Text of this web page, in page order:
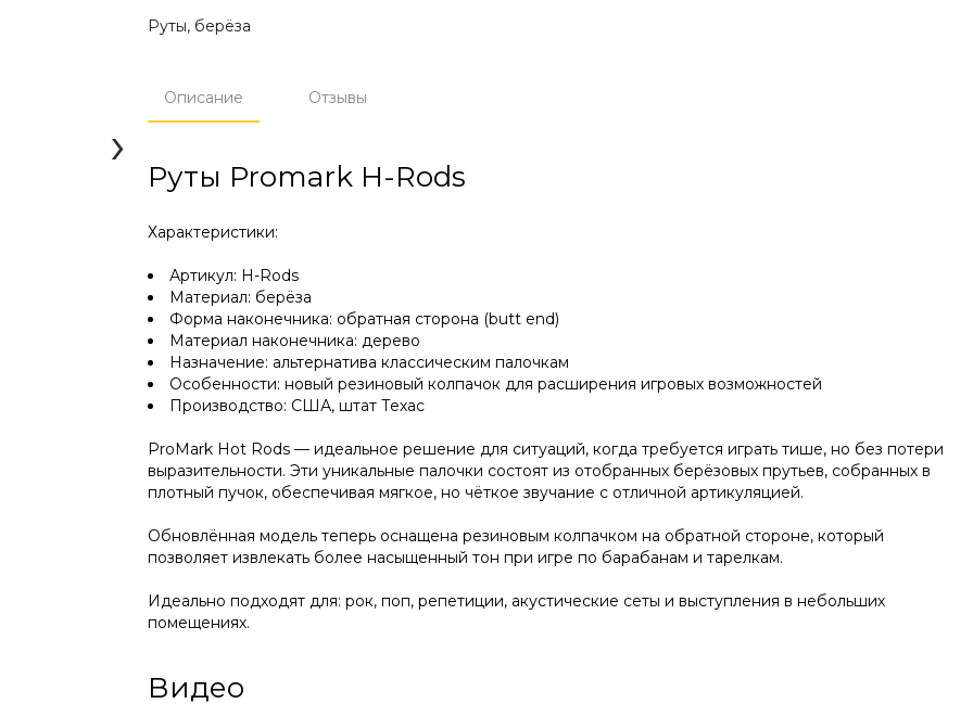
›
Руты, берёза
Описание Отзывы
Руты Promark H-Rods
Характеристики:
Артикул: H-Rods
Материал: берёза
Форма наконечника: обратная сторона (butt end)
Материал наконечника: дерево
Назначение: альтернатива классическим палочкам
Особенности: новый резиновый колпачок для расширения игровых возможностей
Производство: США, штат Техас
ProMark Hot Rods — идеальное решение для ситуаций, когда требуется играть тише, но без потери
выразительности. Эти уникальные палочки состоят из отобранных берёзовых прутьев, собранных в
плотный пучок, обеспечивая мягкое, но чёткое звучание с отличной артикуляцией.
Обновлённая модель теперь оснащена резиновым колпачком на обратной стороне, который
позволяет извлекать более насыщенный тон при игре по барабанам и тарелкам.
Идеально подходят для: рок, поп, репетиции, акустические сеты и выступления в небольших
помещениях.
Видео